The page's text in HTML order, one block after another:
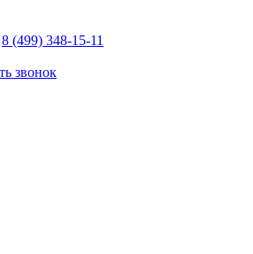
8 (499) 348-15-11
звонок